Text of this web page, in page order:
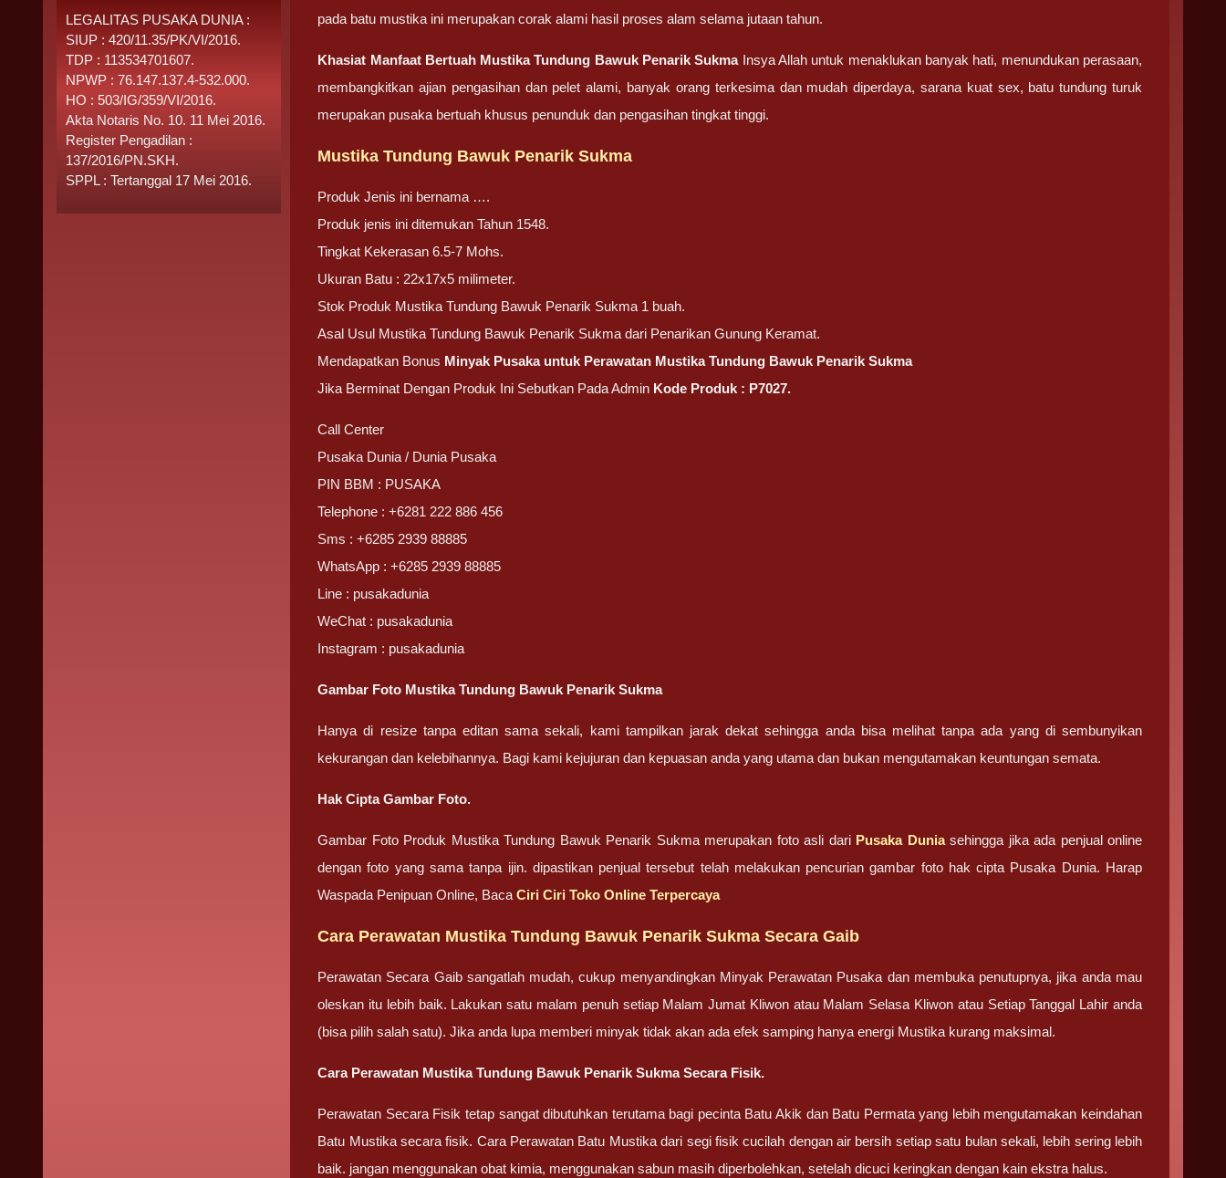
pada batu mustika ini merupakan corak alami hasil proses alam selama jutaan tahun.
Khasiat Manfaat Bertuah Mustika Tundung Bawuk Penarik Sukma Insya Allah untuk menaklukan banyak hati, menundukan perasaan,
membangkitkan ajian pengasihan dan pelet alami, banyak orang terkesima dan mudah diperdaya, sarana kuat sex, batu tundung turuk
merupakan pusaka bertuah khusus penunduk dan pengasihan tingkat tinggi.
Mustika Tundung Bawuk Penarik Sukma
Produk Jenis ini bernama ….
Produk jenis ini ditemukan Tahun 1548.
Tingkat Kekerasan 6.5-7 Mohs.
Ukuran Batu : 22x17x5 milimeter.
Stok Produk Mustika Tundung Bawuk Penarik Sukma 1 buah.
Asal Usul Mustika Tundung Bawuk Penarik Sukma dari Penarikan Gunung Keramat.
Mendapatkan Bonus Minyak Pusaka untuk Perawatan Mustika Tundung Bawuk Penarik Sukma
Jika Berminat Dengan Produk Ini Sebutkan Pada Admin Kode Produk : P7027.
Call Center
Pusaka Dunia / Dunia Pusaka
PIN BBM : PUSAKA
Telephone : +6281 222 886 456
Sms : +6285 2939 88885
WhatsApp : +6285 2939 88885
Line : pusakadunia
WeChat : pusakadunia
Instagram : pusakadunia
Gambar Foto Mustika Tundung Bawuk Penarik Sukma
Hanya di resize tanpa editan sama sekali, kami tampilkan jarak dekat sehingga anda bisa melihat tanpa ada yang di sembunyikan
kekurangan dan kelebihannya. Bagi kami kejujuran dan kepuasan anda yang utama dan bukan mengutamakan keuntungan semata.
Hak Cipta Gambar Foto.
Gambar Foto Produk Mustika Tundung Bawuk Penarik Sukma merupakan foto asli dari Pusaka Duniasehingga jika ada penjual online
dengan foto yang sama tanpa ijin. dipastikan penjual tersebut telah melakukan pencurian gambar foto hak cipta Pusaka Dunia. Harap
Waspada Penipuan Online, BacaCiri Ciri Toko Online Terpercaya
Cara Perawatan Mustika Tundung Bawuk Penarik Sukma Secara Gaib
Perawatan Secara Gaib sangatlah mudah, cukup menyandingkan Minyak Perawatan Pusaka dan membuka penutupnya, jika anda mau
oleskan itu lebih baik. Lakukan satu malam penuh setiap Malam Jumat Kliwon atau Malam Selasa Kliwon atau Setiap Tanggal Lahir anda
(bisa pilih salah satu). Jika anda lupa memberi minyak tidak akan ada efek samping hanya energi Mustika kurang maksimal.
Cara Perawatan Mustika Tundung Bawuk Penarik Sukma Secara Fisik.
Perawatan Secara Fisik tetap sangat dibutuhkan terutama bagi pecinta Batu Akik dan Batu Permata yang lebih mengutamakan keindahan
Batu Mustika secara fisik. Cara Perawatan Batu Mustika dari segi fisik cucilah dengan air bersih setiap satu bulan sekali, lebih sering lebih
baik. jangan menggunakan obat kimia, menggunakan sabun masih diperbolehkan, setelah dicuci keringkan dengan kain ekstra halus.
LEGALITAS PUSAKA DUNIA :
SIUP : 420/11.35/PK/VI/2016.
TDP : 113534701607.
NPWP : 76.147.137.4-532.000.
HO : 503/IG/359/VI/2016.
Akta Notaris No. 10. 11 Mei 2016.
Register Pengadilan :
137/2016/PN.SKH.
SPPL : Tertanggal 17 Mei 2016.